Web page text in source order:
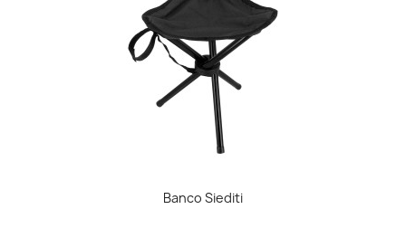
Banco Siediti